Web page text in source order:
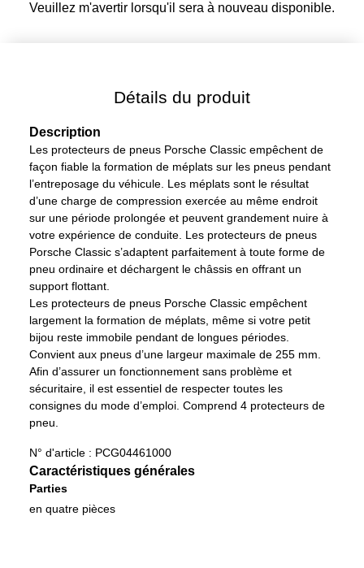
Veuillez m'avertir lorsqu'il sera à nouveau disponible.
Détails du produit
Description
Les protecteurs de pneus Porsche Classic empêchent de
façon fiable la formation de méplats sur les pneus pendant
l’entreposage du véhicule. Les méplats sont le résultat
d’une charge de compression exercée au même endroit
sur une période prolongée et peuvent grandement nuire à
votre expérience de conduite. Les protecteurs de pneus
Porsche Classic s’adaptent parfaitement à toute forme de
pneu ordinaire et déchargent le châssis en offrant un
support flottant.
Les protecteurs de pneus Porsche Classic empêchent
largement la formation de méplats, même si votre petit
bijou reste immobile pendant de longues périodes.
Convient aux pneus d’une largeur maximale de 255 mm.
Afin d’assurer un fonctionnement sans problème et
sécuritaire, il est essentiel de respecter toutes les
consignes du mode d’emploi. Comprend 4 protecteurs de
pneu.
N° d'article : PCG04461000
Caractéristiques générales
Parties
en quatre pièces